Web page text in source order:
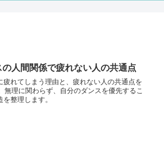
の人間関係で疲れない人の共通点
疲れてしまう理由と、疲れない人の共通点を
無理に関わらず、自分のダンスを優先するこ
整理します。